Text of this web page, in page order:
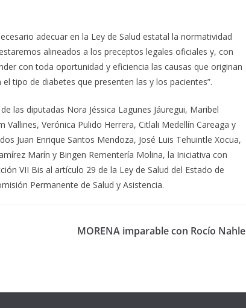
adecuar en la Ley de Salud estatal la normatividad
alineados a los preceptos legales oficiales y, con
con toda oportunidad y eficiencia las causas que originan
tipo de diabetes que presenten las y los pacientes”.
las diputadas Nora Jéssica Lagunes Jáuregui, Maribel
Vallines, Verónica Pulido Herrera, Citlali Medellín Careaga y
Juan Enrique Santos Mendoza, José Luis Tehuintle Xocua,
Marín y Bingen Rementería Molina, la Iniciativa con
VII Bis al artículo 29 de la Ley de Salud del Estado de
Permanente de Salud y Asistencia.
MORENA imparable con Rocío Nahle
Apoyo y
Pongamos